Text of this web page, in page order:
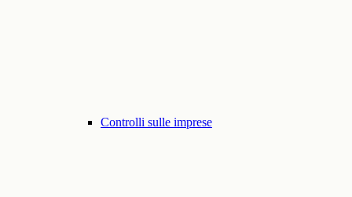
Controlli sulle imprese